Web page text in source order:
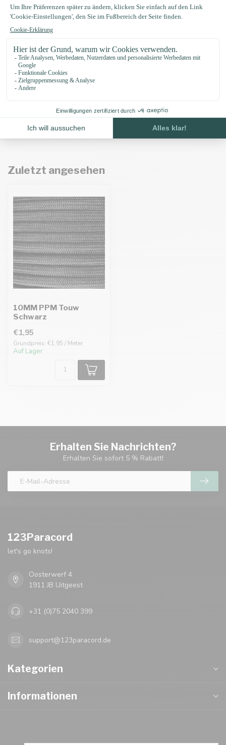
Auf Lager
€0,23
Microcord 1.4MM Greece Blau
Auf Lager
€0,27
Microcord 1.4MM Gold Braun
Auf Lager
€0,23
Zuletzt angesehen
10MM PPM Touw
Schwarz
€1,95
Grundpreis: €1,95 / Meter
Auf Lager
Erhalten Sie Nachrichten?
Erhalten Sie sofort 5 % Rabatt!
123Paracord
let's go knots!
Oosterwerf 4
1911 JB Uitgeest
+31 (0)75 2040 399
support@123paracord.de
Kategorien
Informationen